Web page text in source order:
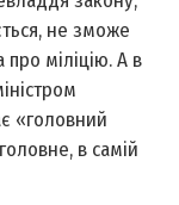
не зможе
міліцію. А в
«головний
в самій